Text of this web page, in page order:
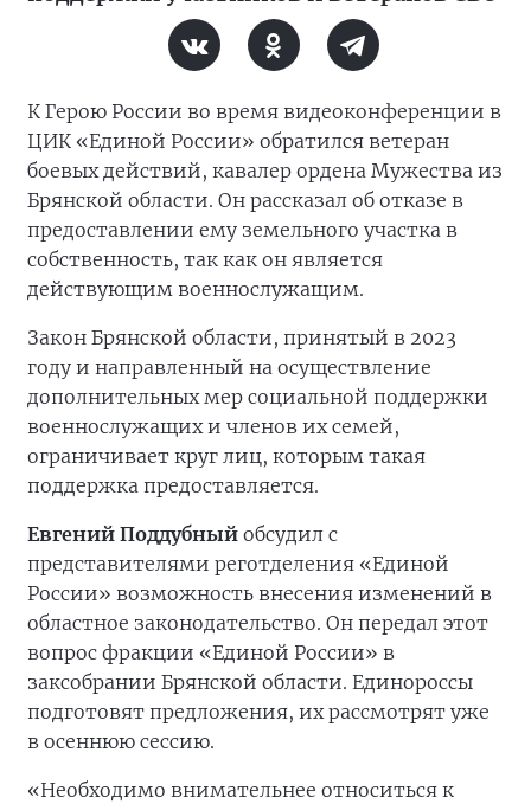
К Герою России во время видеоконференции в
ЦИК «Единой России» обратился ветеран
боевых действий, кавалер ордена Мужества из
Брянской области. Он рассказал об отказе в
предоставлении ему земельного участка в
собственность, так как он является
действующим военнослужащим.
Закон Брянской области, принятый в 2023
году и направленный на осуществление
дополнительных мер социальной поддержки
военнослужащих и членов их семей,
ограничивает круг лиц, которым такая
поддержка предоставляется.
Евгений Поддубный обсудил с
представителями реготделения «Единой
России» возможность внесения изменений в
областное законодательство. Он передал этот
вопрос фракции «Единой России» в
заксобрании Брянской области. Единороссы
подготовят предложения, их рассмотрят уже
в осеннюю сессию.
«Необходимо внимательнее относиться к